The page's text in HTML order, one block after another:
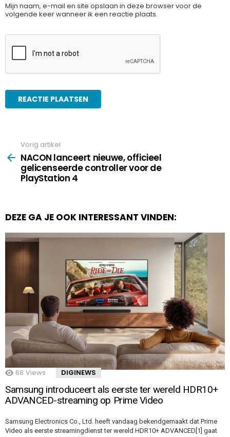
Mijn naam, e-mail en site opslaan in deze browser voor de
volgende keer wanneer ik een reactie plaats.
more
Vorig artikel
NACON lanceert nieuwe, officieel
gelicenseerde controller voor de
PlayStation 4
DEZE GA JE OOK INTERESSANT VINDEN:
68 Views DIGINEWS
Samsung introduceert als eerste ter wereld HDR10+
ADVANCED-streaming op Prime Video
Samsung Electronics Co., Ltd. heeft vandaag bekendgemaakt dat Prime
Video als eerste streamingdienst ter wereld HDR10+ ADVANCED[1] gaat